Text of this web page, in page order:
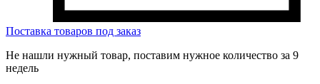
Поставка товаров под заказ
Не нашли нужный товар, поставим нужное количество за 9
недель